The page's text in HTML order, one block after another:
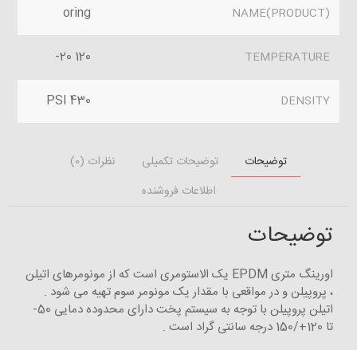
(PRODUCT)NAME
oring
TEMPERATURE
120 20-
DENSITY
430 PSI
توضیحات توضیحات تکمیلی
نظرات (0)
اطلاعات فروشنده
توضیحات
اورینگ متری EPDM یک الاستومری است که از مونومرهای اتیلن
، پروپیلن و در مواقعی با مقدار یک مونومر سوم تهیه می شود .
اتیلن پروپیلن با توجه به سیستم پخت دارای محدوده دمایی 50-
تا 120+/150 درجه سانتی گراد است .